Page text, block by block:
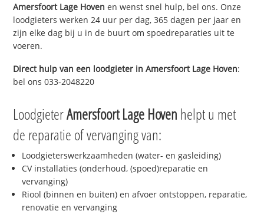
Amersfoort Lage Hoven en wenst snel hulp, bel ons. Onze
loodgieters werken 24 uur per dag, 365 dagen per jaar en
zijn elke dag bij u in de buurt om spoedreparaties uit te
voeren.
Direct hulp van een loodgieter inAmersfoort Lage Hoven:
bel ons 033-2048220
LoodgieterAmersfoort Lage Hoven helpt u met
de reparatie of vervanging van:
Loodgieterswerkzaamheden (water- en gasleiding)
CV installaties (onderhoud, (spoed)reparatie en
vervanging)
Riool (binnen en buiten) en afvoer ontstoppen, reparatie,
renovatie en vervanging